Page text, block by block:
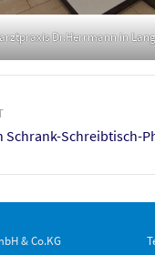
Dr.Herrmann in
Schrank-Schreibtisch-
& Co.KG